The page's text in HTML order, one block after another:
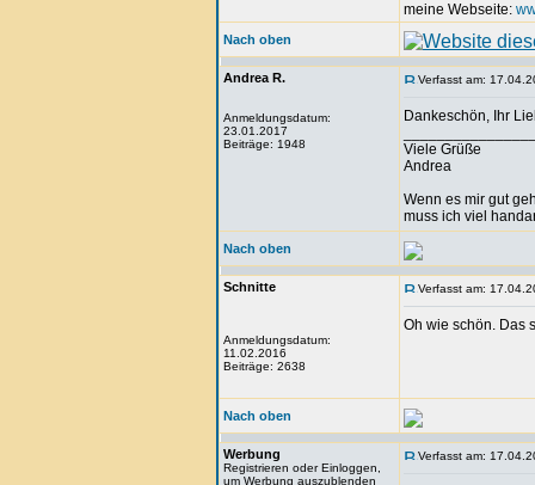
meine Webseite:
Nach oben
Andrea R.
Anmeldungsdatum:
23.01.2017
Beiträge: 1948
Verfasst am:
Dankeschön, Ihr
Viele Grüße
Andrea
Wenn es mir gut
muss ich viel
Nach oben
Schnitte
Anmeldungsdatum:
11.02.2016
Beiträge: 2638
Verfasst am:
Oh wie schön. Das
Nach oben
Werbung
Registrieren oder Einloggen,
um Werbung auszublenden
Verfasst am: